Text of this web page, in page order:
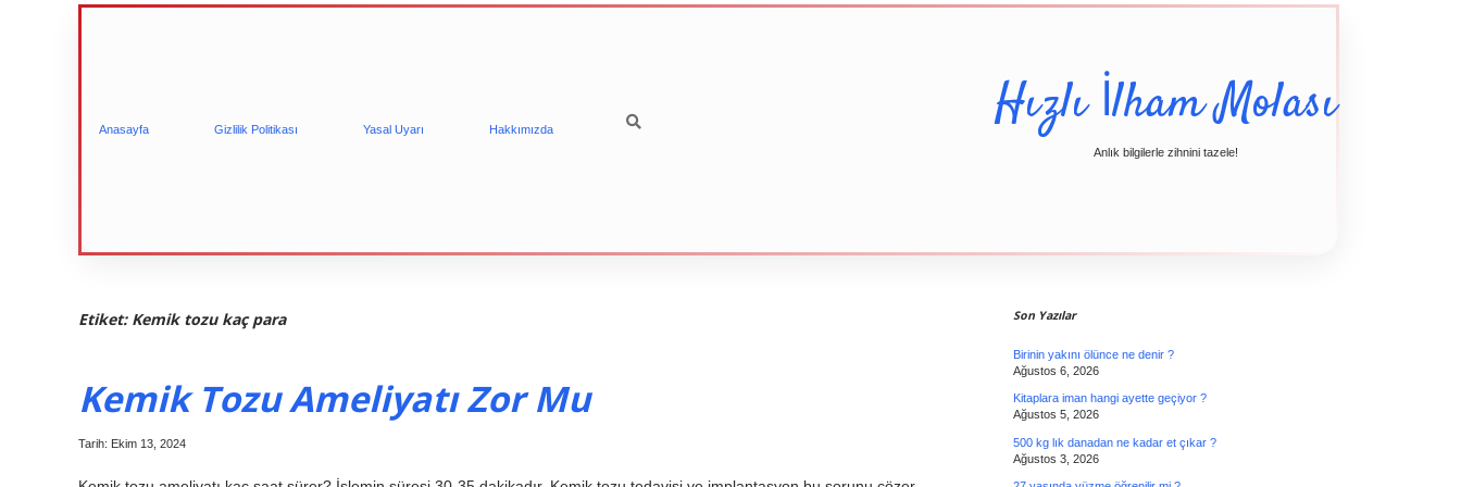
Anasayfa Gizlilik Politikası Yasal Uyarı Hakkımızda Hızlı İlham Molası
Anlık bilgilerle zihnini tazele!
Etiket: Kemik tozu kaç para
Kemik Tozu Ameliyatı Zor Mu
Tarih: Ekim 13, 2024
Son Yazılar
Birinin yakını ölünce ne denir ?
Ağustos 6, 2026
Kitaplara iman hangi ayette geçiyor ?
Ağustos 5, 2026
500 kg lık danadan ne kadar et çıkar ?
Ağustos 3, 2026